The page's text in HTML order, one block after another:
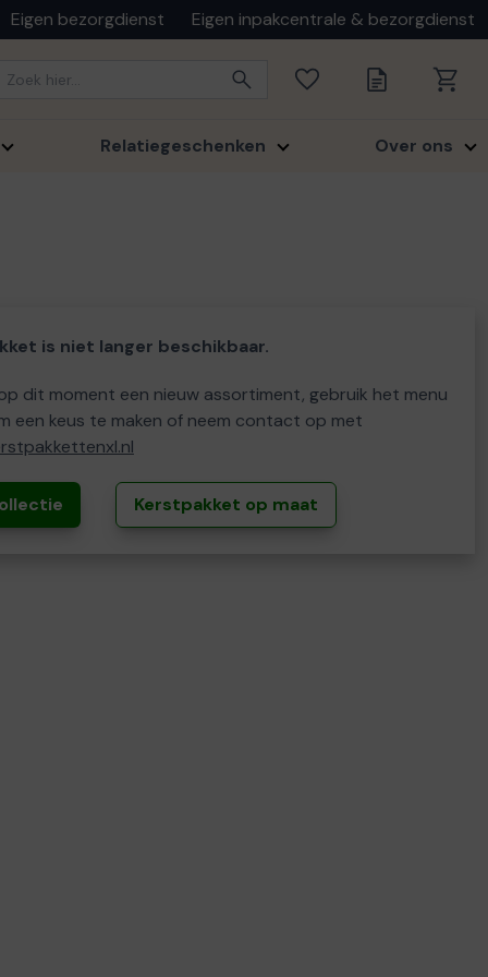
Eigen bezorgdienst Eigen inpakcentrale & bezorgdienst
Relatiegeschenken Over ons
is niet langer beschikbaar.
dit moment een nieuw assortiment, gebruik het menu
een keus te maken of neem contact op met
Kerstpakket op maat